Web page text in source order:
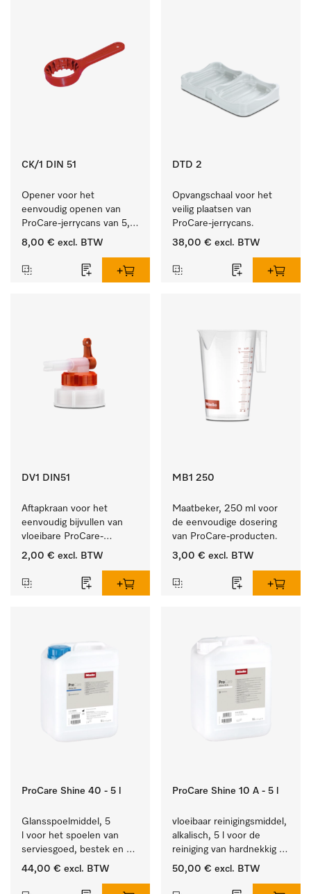
CK/1 DIN 51
Opener voor het
eenvoudig openen van
ProCare-jerrycans van 5,
10 en 20 l.
8,00 € excl. BTW
DTD 2
Opvangschaal voor het
veilig plaatsen van
ProCare-jerrycans.
38,00 € excl. BTW
DV1 DIN51
Aftapkraan voor het
eenvoudig bijvullen van
vloeibare ProCare-
producten.
2,00 € excl. BTW
MB1 250
Maatbeker, 250 ml voor
de eenvoudige dosering
van ProCare-producten.
3,00 € excl. BTW
ProCare Shine 40 - 5 l
Glansspoelmiddel, 5
l voor het spoelen van
serviesgoed, bestek en
ideaal voor glazen.
44,00 € excl. BTW
ProCare Shine 10 A - 5 l
vloeibaar reinigingsmiddel,
alkalisch, 5 l voor de
reiniging van hardnekkig
vuil op serviesgoed,
50,00 € excl. BTW